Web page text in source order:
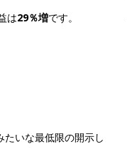
は29％増です。
たいな最低限の開示し